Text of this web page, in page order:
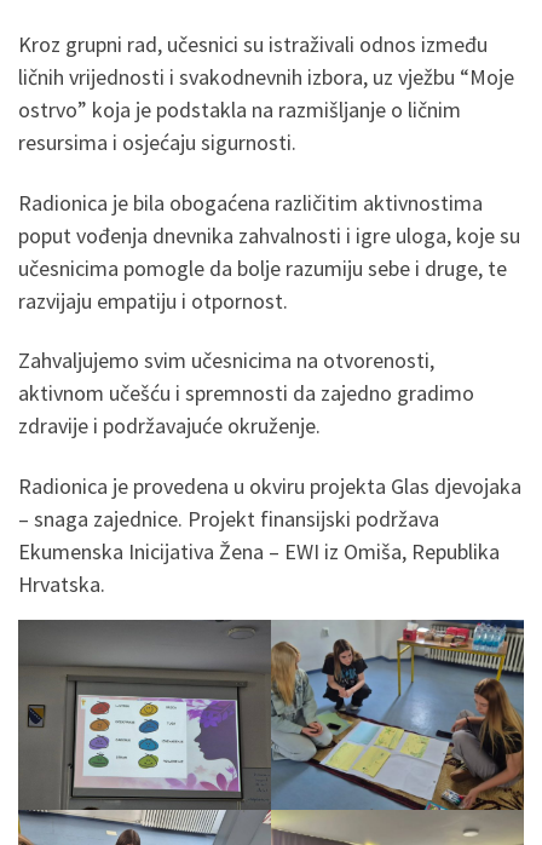
Kroz grupni rad, učesnici su istraživali odnos između
ličnih vrijednosti i svakodnevnih izbora, uz vježbu “Moje
ostrvo” koja je podstakla na razmišljanje o ličnim
resursima i osjećaju sigurnosti.
Radionica je bila obogaćena različitim aktivnostima
poput vođenja dnevnika zahvalnosti i igre uloga, koje su
učesnicima pomogle da bolje razumiju sebe i druge, te
razvijaju empatiju i otpornost.
Zahvaljujemo svim učesnicima na otvorenosti,
aktivnom učešću i spremnosti da zajedno gradimo
zdravije i podržavajuće okruženje.
Radionica je provedena u okviru projekta Glas djevojaka
– snaga zajednice. Projekt finansijski podržava
Ekumenska Inicijativa Žena – EWI iz Omiša, Republika
Hrvatska.